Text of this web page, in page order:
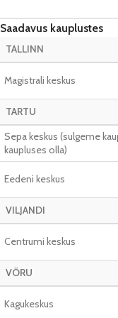
Saadavus kauplustes
TALLINN
Magistrali keskus
TARTU
Sepa keskus (sulgeme
kaupluses olla)
Eedeni keskus
VILJANDI
Centrumi keskus
VÕRU
Kagukeskus